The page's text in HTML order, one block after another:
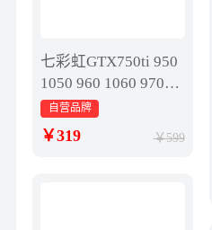
七彩虹GTX750ti 950
1050 960 1060 970台
式机吃鸡游戏显卡2g
4g
自营品牌
319 599